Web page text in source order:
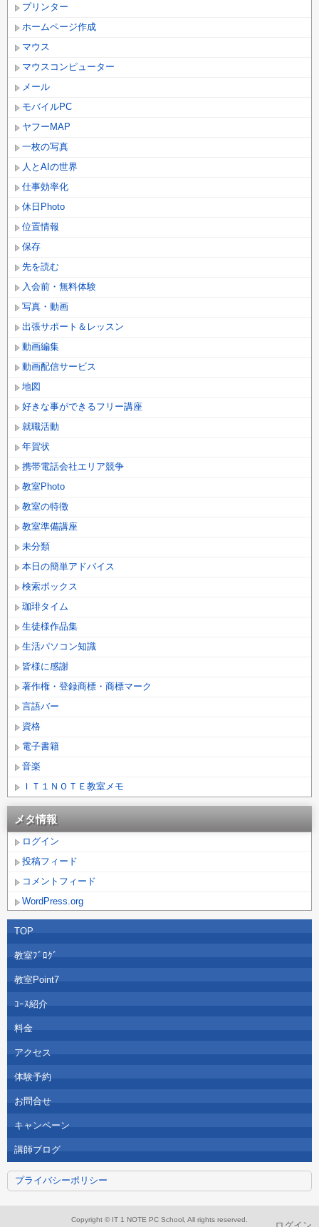
プリンター
ホームページ作成
マウス
マウスコンピューター
メール
モバイルPC
ヤフーMAP
一枚の写真
人とAIの世界
仕事効率化
休日Photo
位置情報
保存
先を読む
入会前・無料体験
写真・動画
出張サポート＆レッスン
動画編集
動画配信サービス
地図
好きな事ができるフリー講座
就職活動
年賀状
携帯電話会社エリア競争
教室Photo
教室の特徴
教室準備講座
未分類
本日の簡単アドバイス
検索ボックス
珈琲タイム
生徒様作品集
生活パソコン知識
皆様に感謝
著作権・登録商標・商標マーク
言語バー
資格
電子書籍
音楽
ＩＴ１ＮＯＴＥ教室メモ
メタ情報
ログイン
投稿フィード
コメントフィード
WordPress.org
TOP
教室ﾌﾞﾛｸﾞ
教室Point7
ｺｰｽ紹介
料金
アクセス
体験予約
お問合せ
キャンペーン
講師ブログ
プライバシーポリシー
Copyright © IT 1 NOTE PC School, All rights reserved.